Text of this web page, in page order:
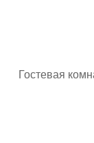
Гостевая